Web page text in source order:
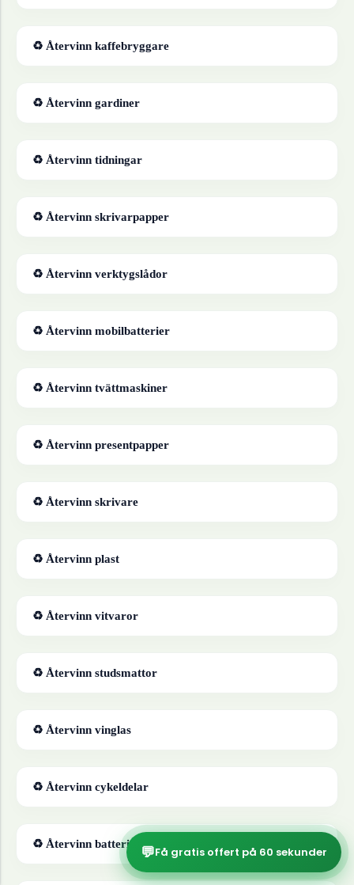
♻ Återvinn kaffebryggare
♻ Återvinn gardiner
♻ Återvinn tidningar
♻ Återvinn skrivarpapper
♻ Återvinn verktygslådor
♻ Återvinn mobilbatterier
♻ Återvinn tvättmaskiner
♻ Återvinn presentpapper
♻ Återvinn skrivare
♻ Återvinn plast
♻ Återvinn vitvaror
♻ Återvinn studsmattor
♻ Återvinn vinglas
♻ Återvinn cykeldelar
♻ Återvinn batterier 💬Få gratis offert på 60 sekunder